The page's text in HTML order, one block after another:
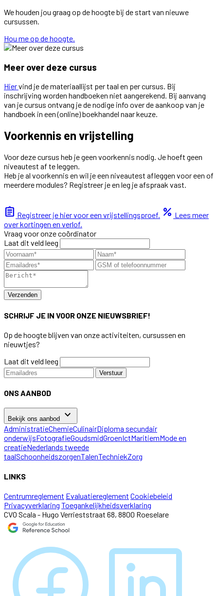
We houden jou graag op de hoogte bij de start van nieuwe
cursussen.
Hou me op de hoogte.
Meer over deze cursus
Hiervind je de materiaallijst per taal en per cursus. Bij
inschrijving worden handboeken niet aangerekend. Bij aanvang
van je cursus ontvang je de nodige info over de aankoop van je
handboek in een (online) boekhandel naar keuze.
Voorkennis en vrijstelling
Voor deze cursus heb je geen voorkennis nodig. Je hoeft geen
niveautest af te leggen.
Heb je al voorkennis en wil je een niveautest afleggen voor een of
meerdere modules? Registreer je en leg je afspraak vast.
assignment Registreer je hier voor een vrijstellingsproef. percent Lees meer
over kortingen en verlof.
Vraag voor onze coördinator
Laat dit veld leeg
Verzenden
SCHRIJF JE IN VOOR ONZE NIEUWSBRIEF!
Op de hoogte blijven van onze activiteiten, cursussen en
nieuwtjes?
Laat dit veld leeg
Verstuur
ONS AANBOD
Bekijk ons aanbod keyboard_arrow_down
AdministratieChemieCulinairDiploma secundair
onderwijsFotografieGoudsmidGroenIctMaritiemMode en
creatieNederlands tweede
taalSchoonheidszorgenTalenTechniekZorg
LINKS
Centrumreglement Evaluatiereglement Cookiebeleid
Privacyverklaring Toegankelijkheidsverklaring
CVO Scala - Hugo Verrieststraat 68, 8800 Roeselare